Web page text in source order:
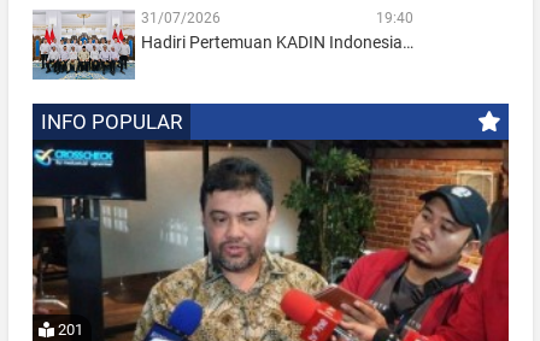
31/07/2026 19:40
Hadiri Pertemuan KADIN Indonesia…
INFO POPULAR
201